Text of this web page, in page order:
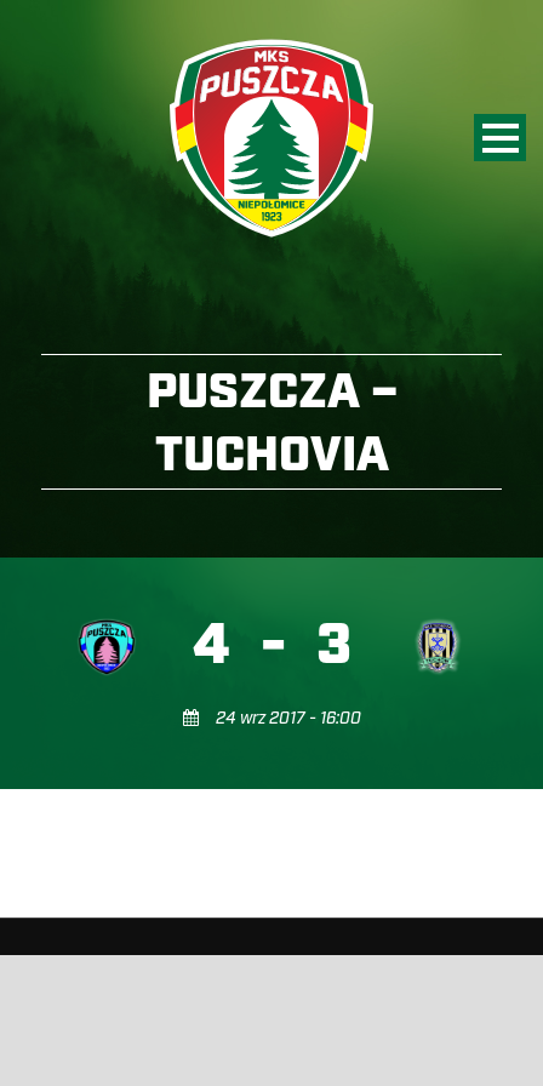
PUSZCZA –
TUCHOVIA
4 - 3
24 wrz 2017 - 16:00